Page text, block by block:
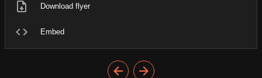
Download flyer
Embed